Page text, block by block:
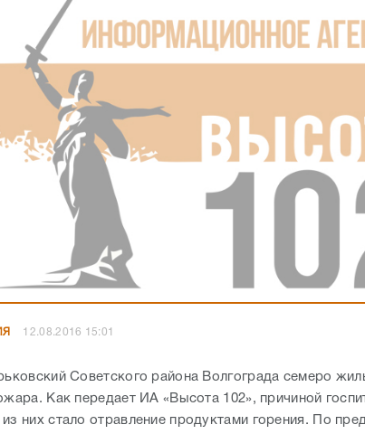
12.08.2016 15:01
Советского района Волгограда семеро
Как передает ИА «Высота 102», причиной
них стало отравление продуктами горения. По